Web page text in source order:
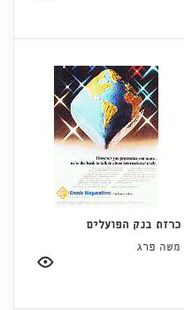
כרזת בנק הפועלים
משה פרג